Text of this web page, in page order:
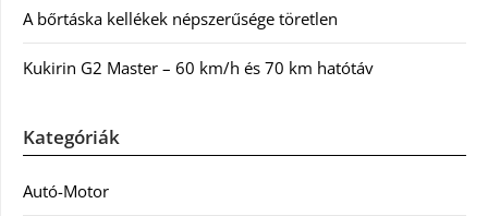
A bőrtáska kellékek népszerűsége töretlen
Kukirin G2 Master – 60 km/h és 70 km hatótáv
Kategóriák
Autó-Motor